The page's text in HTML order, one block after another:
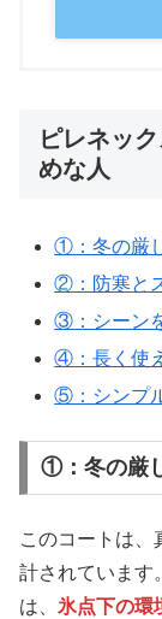
ピレネッ
めな人
①：冬の厳
②：防寒と
③：シーン
④：長く使
⑤：シンプ
①：冬の厳
このコートは、
計されています
は、 氷点下の環